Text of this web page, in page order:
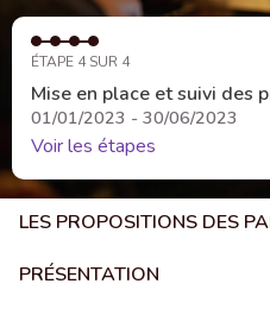
ÉTAPE 4 SUR 4
Mise en place et suivi des
01/01/2023 - 30/06/2023
Voir les étapes
LES PROPOSITIONS DES
PRÉSENTATION